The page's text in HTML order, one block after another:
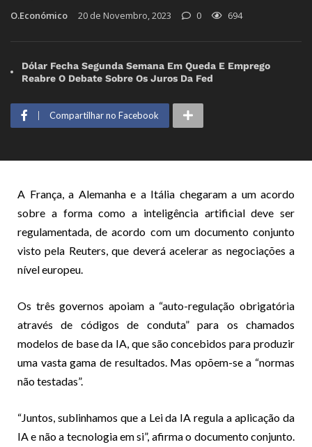
O.Económico 20 de Novembro, 2023 0 694
Dólar Fecha Segunda Semana Em Queda E Emprego
Reabre O Debate Sobre Os Juros Da Fed
Compartilhar no Facebook
A França, a Alemanha e a Itália chegaram a um acordo
sobre a forma como a inteligência artificial deve ser
regulamentada, de acordo com um documento conjunto
visto pela Reuters, que deverá acelerar as negociações a
nível europeu.
Os três governos apoiam a “auto-regulação obrigatória
através de códigos de conduta” para os chamados
modelos de base da IA, que são concebidos para produzir
uma vasta gama de resultados. Mas opõem-se a “normas
não testadas”.
“Juntos, sublinhamos que a Lei da IA regula a aplicação da
IA e não a tecnologia em si”, afirma o documento conjunto.